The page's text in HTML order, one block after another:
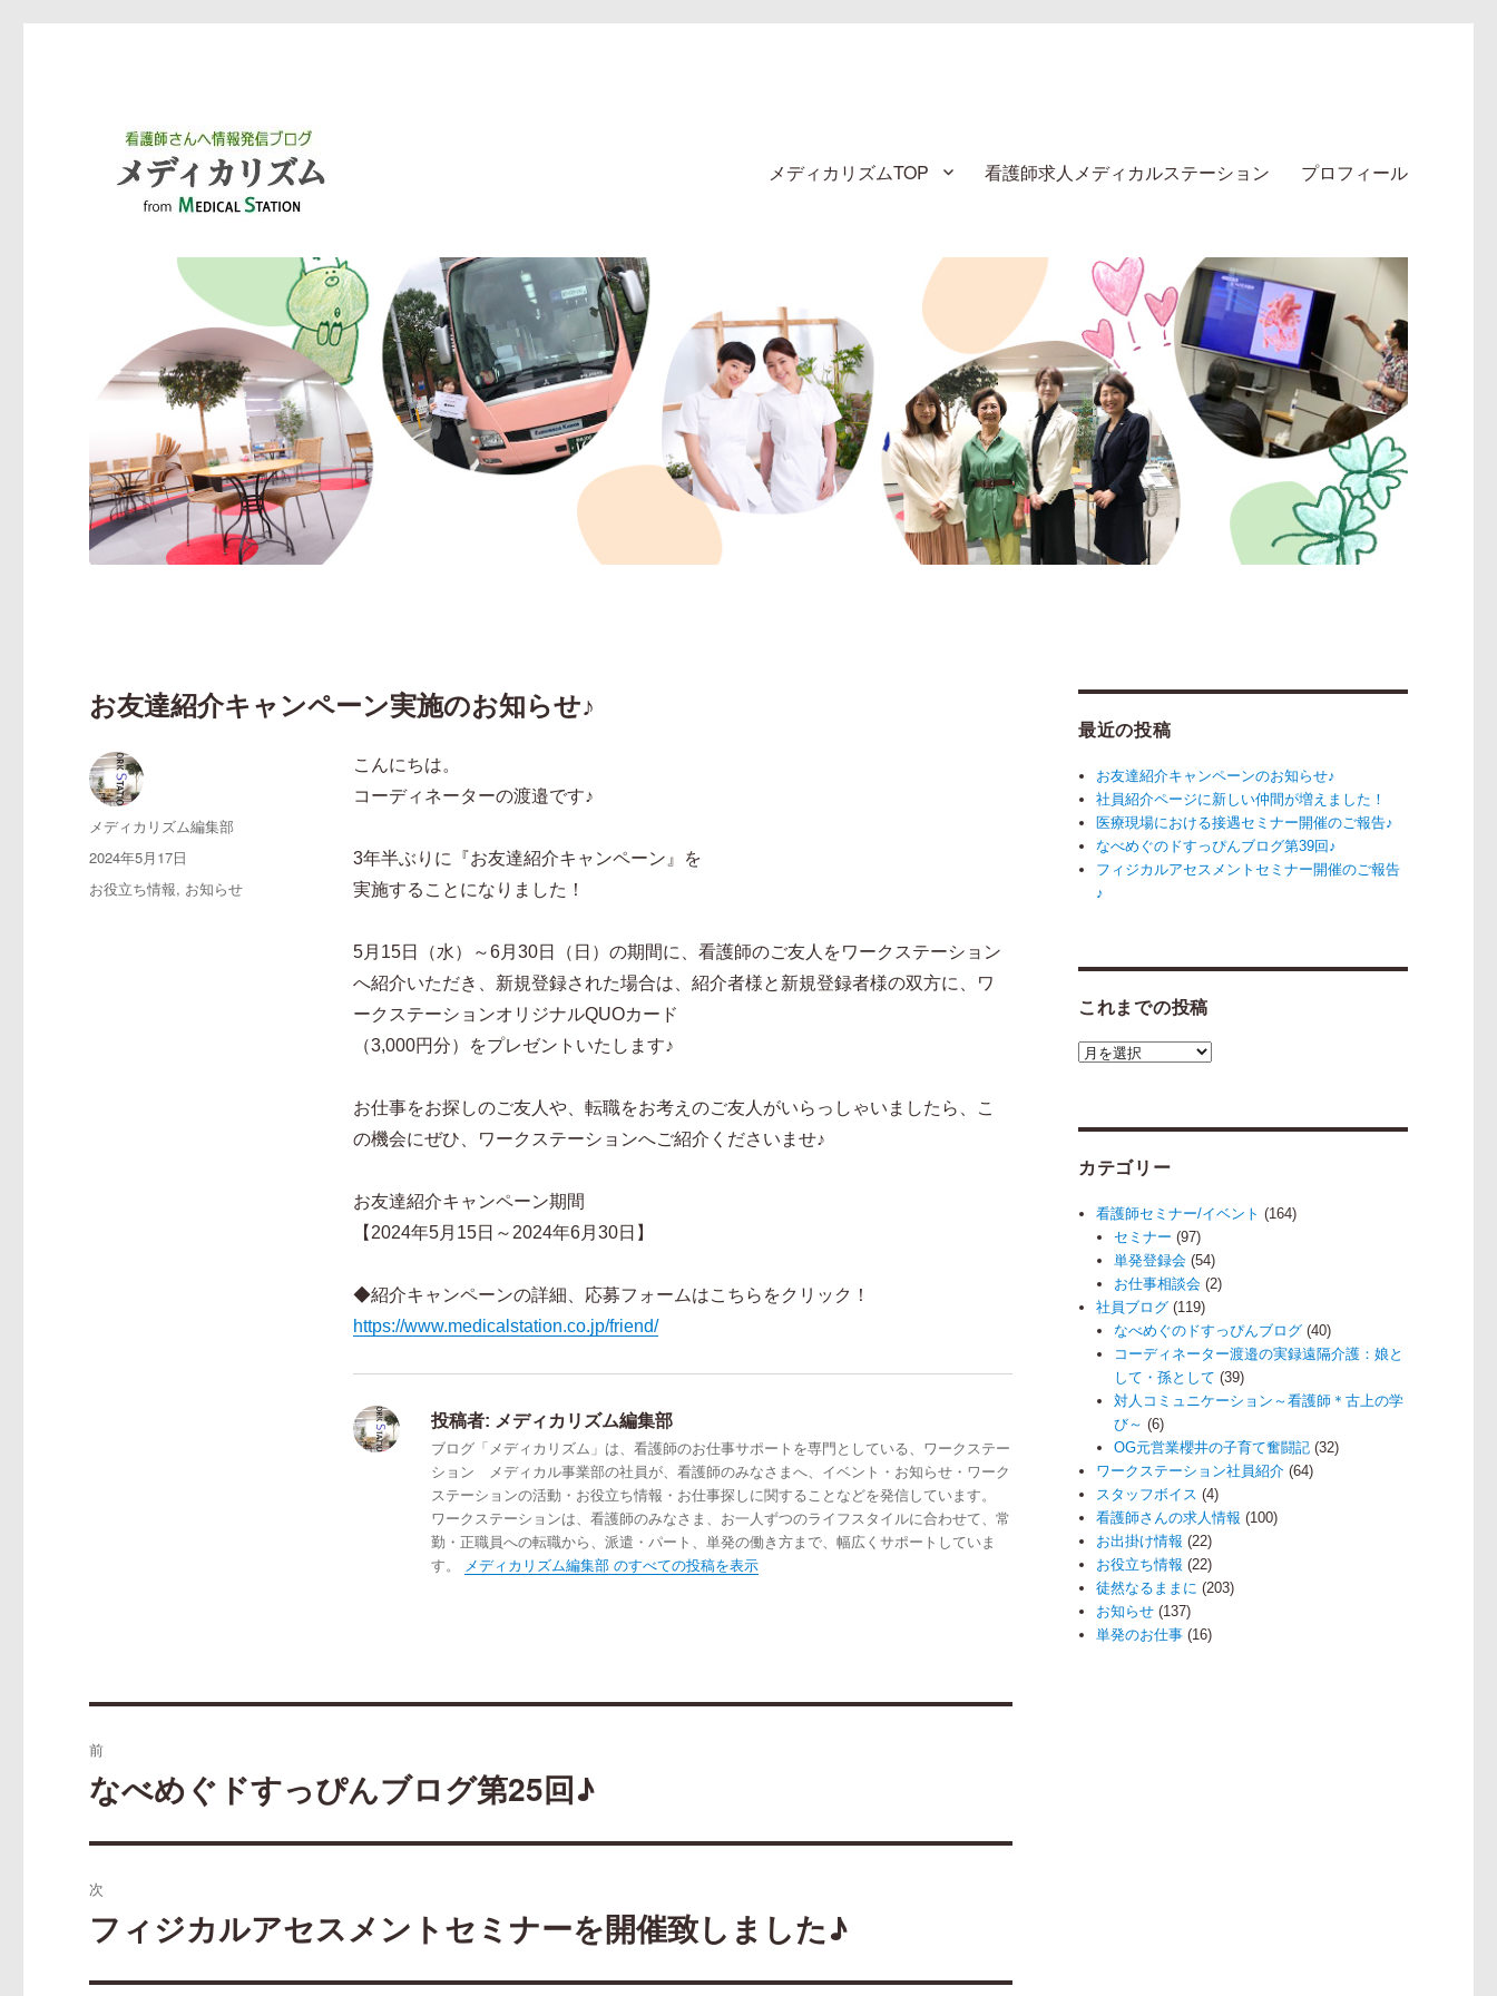
ブログ メディカリズム｜看護師のお仕事探し【メディカルステーション】
メディカリズムTOP 看護師求人メディカルステーション プロフィール
お友達紹介キャンペーン実施のお知らせ♪
こんにちは。
コーディネーターの渡邉です♪
3年半ぶりに『お友達紹介キャンペーン』を
実施することになりました！
5月15日（水）～6月30日（日）の期間に、看護師のご友人をワークステーション
へ紹介いただき、新規登録された場合は、紹介者様と新規登録者様の双方に、ワ
ークステーションオリジナルQUOカード
（3,000円分）をプレゼントいたします♪
お仕事をお探しのご友人や、転職をお考えのご友人がいらっしゃいましたら、こ
の機会にぜひ、ワークステーションへご紹介くださいませ♪
お友達紹介キャンペーン期間
【2024年5月15日～2024年6月30日】
◆紹介キャンペーンの詳細、応募フォームはこちらをクリック！
https://www.medicalstation.co.jp/friend/
投稿者: メディカリズム編集部
ブログ「メディカリズム」は、看護師のお仕事サポートを専門としている、ワークステー
ション メディカル事業部の社員が、看護師のみなさまへ、イベント・お知らせ・ワーク
ステーションの活動・お役立ち情報・お仕事探しに関することなどを発信しています。
ワークステーションは、看護師のみなさま、お一人ずつのライフスタイルに合わせて、常
勤・正職員への転職から、派遣・パート、単発の働き方まで、幅広くサポートしていま
す。
メディカリズム編集部 のすべての投稿を表示
投
稿
メディカリズム編集部
投
稿
日:
2024年5月17日
カ
お役立ち情報, お知らせ
稿
ゲ
前
過
去
の
投
なべめぐドすっぴんブログ第25回♪
次
次
投
フィジカルアセスメントセミナーを開催致しました♪
最近の投稿
お友達紹介キャンペーンのお知らせ♪
社員紹介ページに新しい仲間が増えました！
医療現場における接遇セミナー開催のご報告♪
なべめぐのドすっぴんブログ第39回♪
フィジカルアセスメントセミナー開催のご報告
♪
これまでの投稿
こ
投
カテゴリー
看護師セミナー/イベント (164)
セミナー (97)
単発登録会 (54)
お仕事相談会 (2)
社員ブログ (119)
なべめぐのドすっぴんブログ (40)
コーディネーター渡邉の実録遠隔介護：娘と
して・孫として (39)
対人コミュニケーション～看護師＊古上の学
び～ (6)
OG元営業櫻井の子育て奮闘記 (32)
ワークステーション社員紹介 (64)
スタッフボイス (4)
看護師さんの求人情報 (100)
お出掛け情報 (22)
お役立ち情報 (22)
徒然なるままに (203)
お知らせ (137)
単発のお仕事 (16)